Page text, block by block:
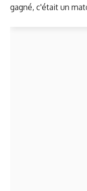
gagné, c'était un